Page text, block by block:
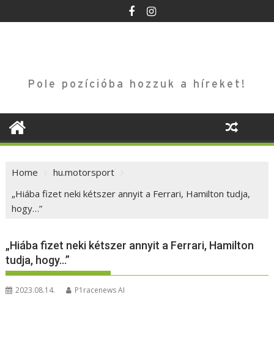
to
Pole pozícióba hozzuk a híreket!
Home
hu.motorsport
„Hiába fizet neki kétszer annyit a Ferrari, Hamilton tudja,
hogy…”
„Hiába fizet neki kétszer annyit a Ferrari, Hamilton
tudja, hogy…”
2023.08.14. P1racenews AI